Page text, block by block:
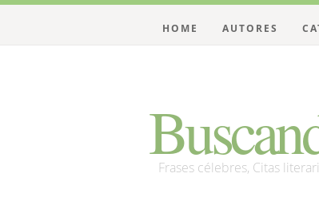
Frases célebres, Citas
HOME AUTORES